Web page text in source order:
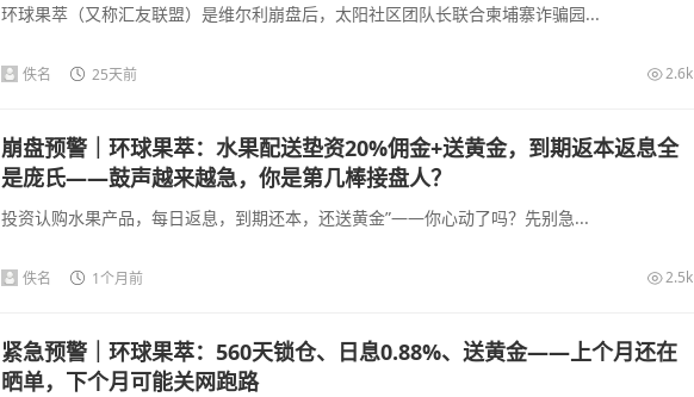
环球果萃（又称汇友联盟）是维尔利崩盘后，太阳社区团队长联合柬埔寨诈骗园...
佚名 25天前 2.6k
崩盘预警｜环球果萃：水果配送垫资20%佣金+送黄金，到期返本返息全
是庞氏——鼓声越来越急，你是第几棒接盘人？
投资认购水果产品，每日返息，到期还本，还送黄金”——你心动了吗？先别急...
佚名 1个月前 2.5k
紧急预警｜环球果萃：560天锁仓、日息0.88%、送黄金——上个月还在
晒单，下个月可能关网跑路